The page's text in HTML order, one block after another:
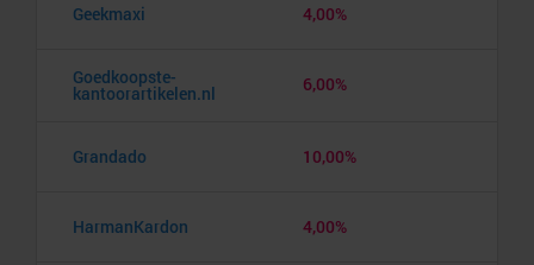
Geekmaxi 4,00%
Goedkoopste-
kantoorartikelen.nl 6,00%
Grandado 10,00%
HarmanKardon 4,00%